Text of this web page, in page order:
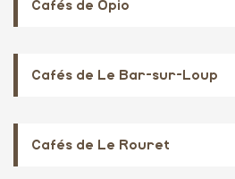
Cafés de Opio
Cafés de Le Bar-sur-Loup
Cafés de Le Rouret